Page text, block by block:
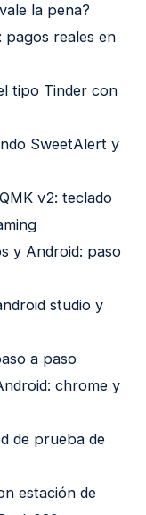
la pena?
pagos reales en
tipo Tinder con
SweetAlert y
v2: teclado
y Android: paso
studio y
a paso
chrome y
de prueba de
estación de